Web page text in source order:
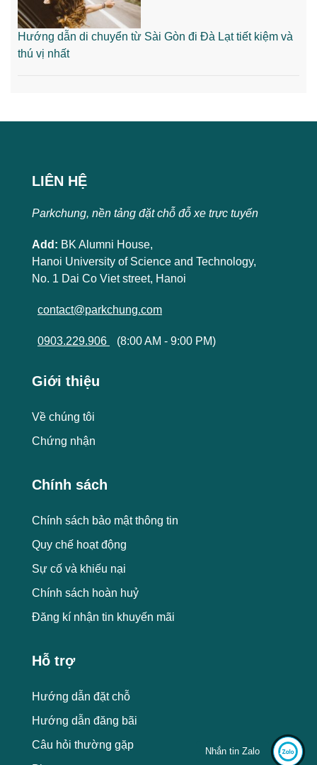
Hướng dẫn di chuyển từ Sài Gòn đi Đà Lạt tiết kiệm và
thú vị nhất
LIÊN HỆ
Parkchung, nền tảng đặt chỗ đỗ xe trực tuyến
Add: BK Alumni House,
Hanoi University of Science and Technology,
No. 1 Dai Co Viet street, Hanoi
contact@parkchung.com
0903.229.906 (8:00 AM - 9:00 PM)
Giới thiệu
Về chúng tôi
Chứng nhận
Chính sách
Chính sách bảo mật thông tin
Quy chế hoạt động
Sự cố và khiếu nại
Chính sách hoàn huỷ
Đăng kí nhận tin khuyến mãi
Hỗ trợ
Hướng dẫn đặt chỗ
Hướng dẫn đăng bãi
Câu hỏi thường gặp
Nhắn tin Zalo